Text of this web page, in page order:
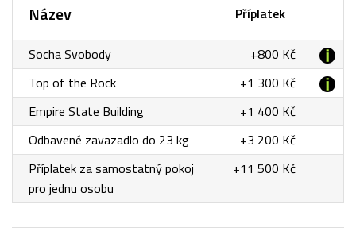
Název Příplatek
Socha Svobody
+800 Kč
Top of the Rock
+1 300 Kč
Empire State Building
+1 400 Kč
Odbavené zavazadlo do 23 kg
+3 200 Kč
Příplatek za samostatný pokoj
pro jednu osobu
+11 500 Kč